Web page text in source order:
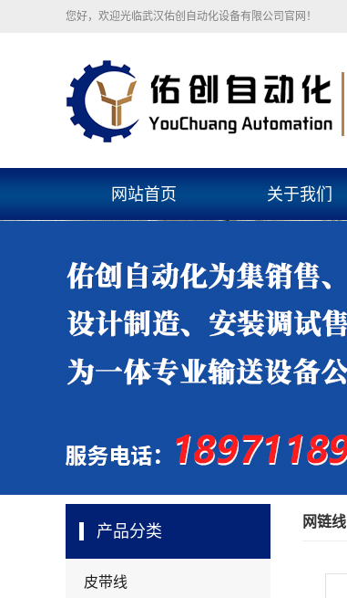
您好，欢迎光临武汉佑创自动化设备有限公司官网！
网站首页 关于我们
组织架构
企业文化
产品分类
皮带线
网链线